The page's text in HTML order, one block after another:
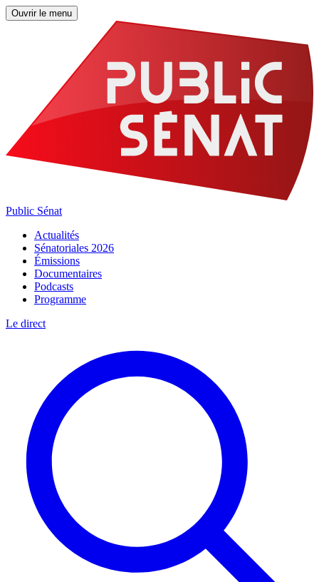
Ouvrir le menu
Public Sénat
Actualités
Sénatoriales 2026
Émissions
Documentaires
Podcasts
Programme
Le direct